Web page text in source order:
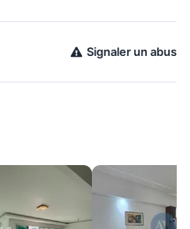
Signaler un abus